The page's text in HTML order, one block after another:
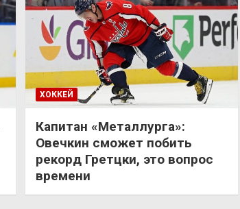
ХОККЕЙ
Капитан «Металлурга»:
Овечкин сможет побить
рекорд Гретцки, это вопрос
времени